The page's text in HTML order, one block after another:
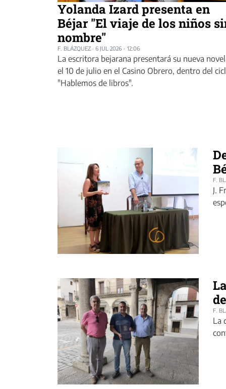
Yolanda Izard presenta en
Béjar "El viaje de los niños
nombre"
F. BLÁZQUEZ · 6 JUL 2026 - 12:06
La escritora bejarana presentará su nueva
el 10 de julio en el Casino Obrero, dentro del
"Hablemos de libros".
F.
J.
F.
La